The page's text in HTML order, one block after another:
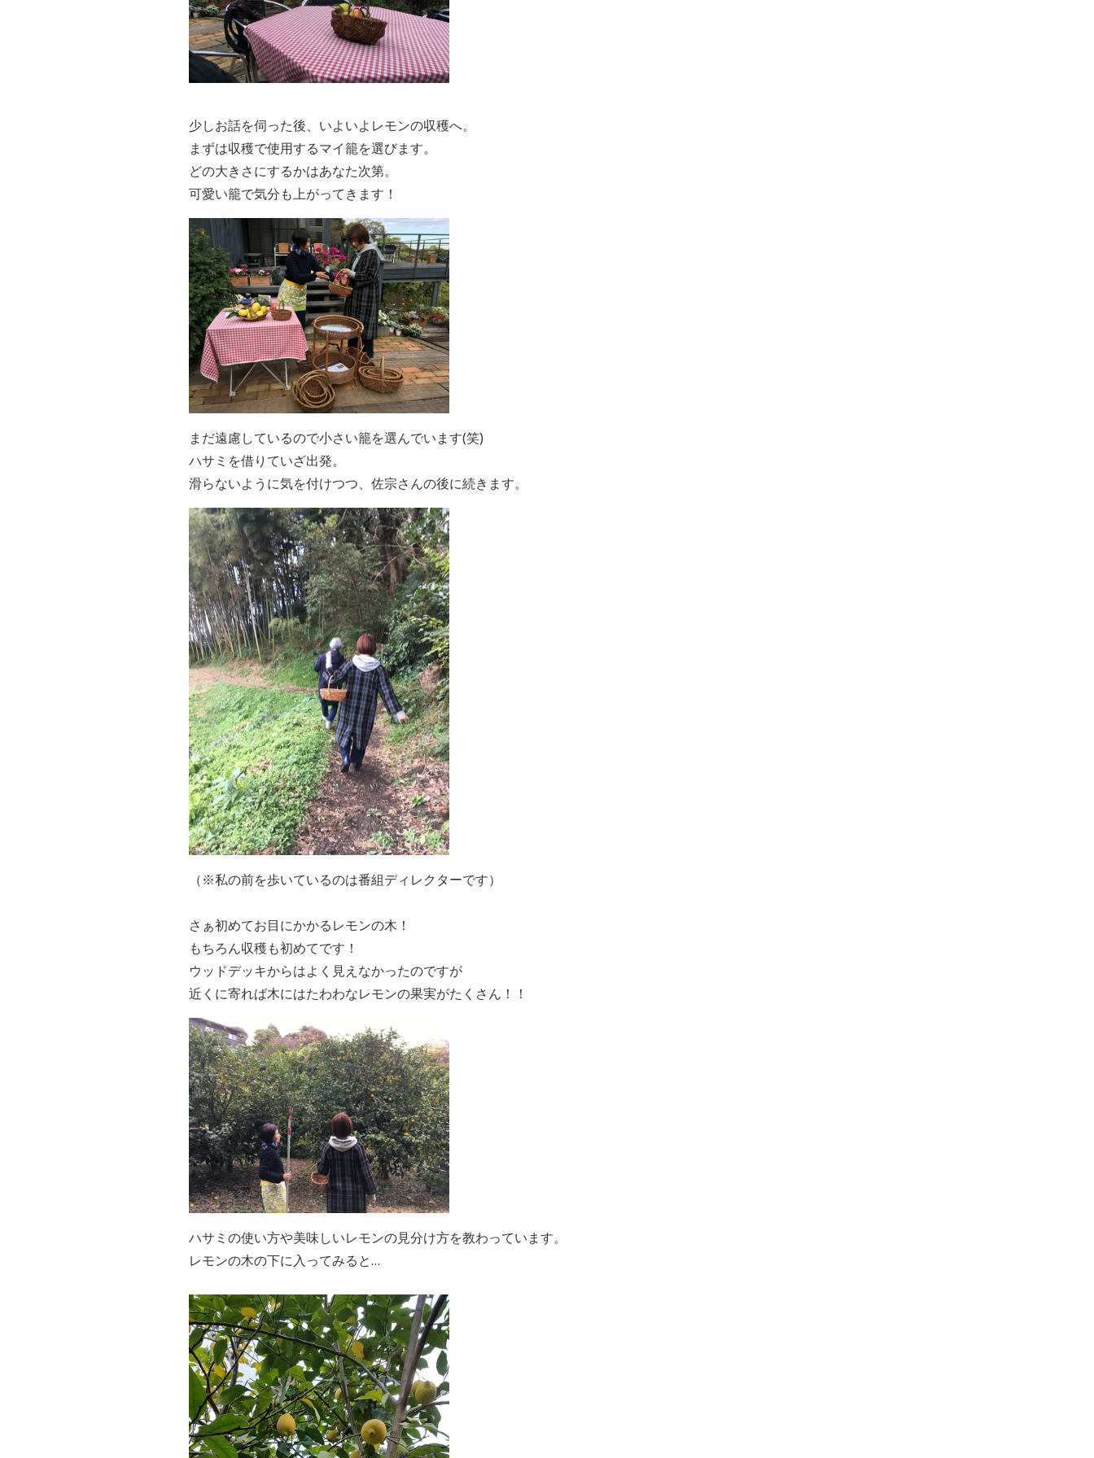
少しお話を伺った後、いよいよレモンの収穫へ。
まずは収穫で使用するマイ籠を選びます。
どの大きさにするかはあなた次第。
可愛い籠で気分も上がってきます！
まだ遠慮しているので小さい籠を選んでいます(笑)
ハサミを借りていざ出発。
滑らないように気を付けつつ、佐宗さんの後に続きます。
（※私の前を歩いているのは番組ディレクターです）
さぁ初めてお目にかかるレモンの木！
もちろん収穫も初めてです！
ウッドデッキからはよく見えなかったのですが
近くに寄れば木にはたわわなレモンの果実がたくさん！！
ハサミの使い方や美味しいレモンの見分け方を教わっています。
レモンの木の下に入ってみると…